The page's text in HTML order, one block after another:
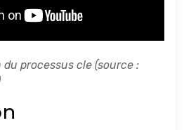
du processus cle (source :